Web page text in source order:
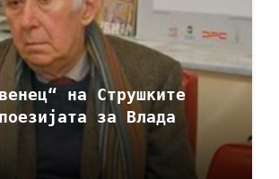
на Струшките
за Влада